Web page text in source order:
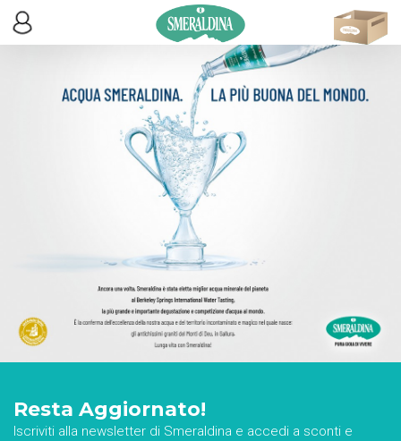
Resta Aggiornato!
Iscriviti alla newsletter di Smeraldina e accedi a sconti e